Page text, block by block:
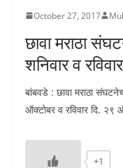
October 27, 2017
छावा मराठा
शनिवार व रविवार
बांबवडे : छावा मराठा
ऑक्टोबर व रविवार दि. २९
+1